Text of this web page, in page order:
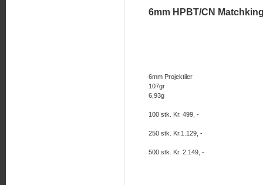
6mm HPBT/CN
6mm Projektiler
107gr
6,93g
100 stk. Kr. 499, -
250 stk. Kr.1.129, -
500 stk. Kr. 2.149, -